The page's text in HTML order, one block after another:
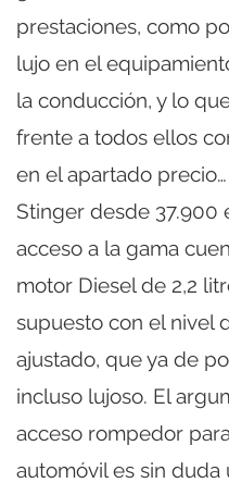
prestaciones, como
lujo en el
la conducción, y lo
frente a todos ellos
en el apartado
Stinger desde 37.900
acceso a la gama
motor Diesel de 2,2
supuesto con el nivel
ajustado, que ya de
incluso lujoso. El
acceso rompedor
automóvil es sin